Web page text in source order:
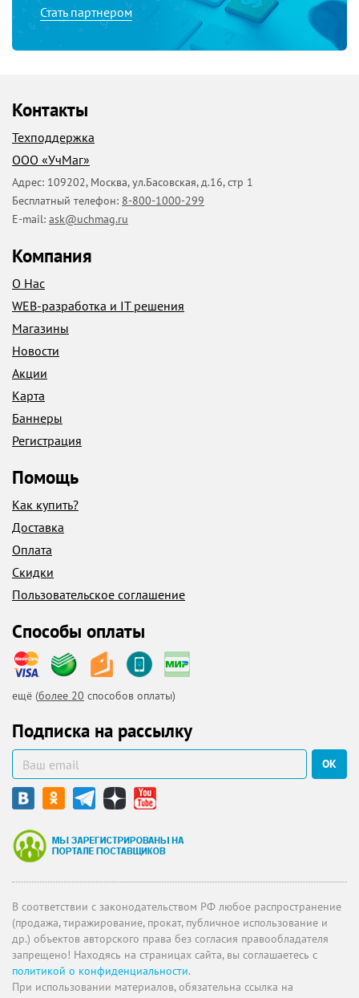
Стать партнером
Контакты
Техподдержка
ООО «УчМаг»
Адрес: 109202, Москва,ул.Басовская, д.16, стр 1
Бесплатный телефон: 8-800-1000-299
E-mail: ask@uchmag.ru
Компания
О Нас
WEB-разработка и IT решения
Магазины
Новости
Акции
Карта
Баннеры
Регистрация
Помощь
Как купить?
Доставка
Оплата
Скидки
Пользовательское соглашение
Способы оплаты
ещё (более 20 способов оплаты)
Подписка на рассылку
ОК
В соответствии с законодательством РФ любое распространение
(продажа, тиражирование, прокат, публичное использование и
др.) объектов авторского права без согласия правообладателя
запрещено! Находясь на страницах сайта, вы соглашаетесь с
политикой о конфиденциальности.
При использовании материалов, обязательна ссылка на